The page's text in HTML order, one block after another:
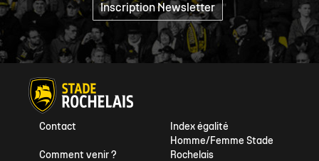
Inscription Newsletter "
Index égalité
Homme/Femme Stade
Rochelais
Contact
Comment venir ?